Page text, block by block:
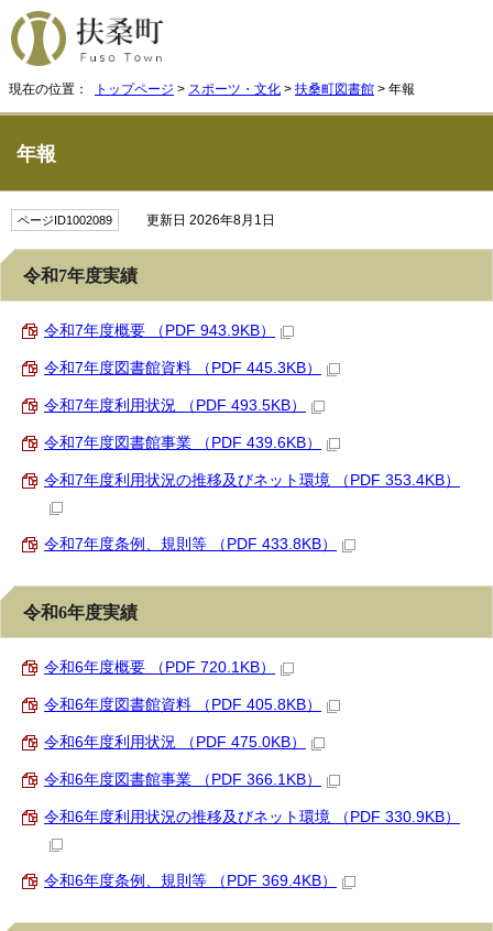
現在の位置： トップページ > スポーツ・文化 > 扶桑町図書館 > 年報
年報
ページID1002089 更新日 2026年8月1日
令和7年度実績
令和7年度概要 （PDF 943.9KB）
令和7年度図書館資料 （PDF 445.3KB）
令和7年度利用状況 （PDF 493.5KB）
令和7年度図書館事業 （PDF 439.6KB）
令和7年度利用状況の推移及びネット環境 （PDF 353.4KB）
令和7年度条例、規則等 （PDF 433.8KB）
令和6年度実績
令和6年度概要 （PDF 720.1KB）
令和6年度図書館資料 （PDF 405.8KB）
令和6年度利用状況 （PDF 475.0KB）
令和6年度図書館事業 （PDF 366.1KB）
令和6年度利用状況の推移及びネット環境 （PDF 330.9KB）
令和6年度条例、規則等 （PDF 369.4KB）